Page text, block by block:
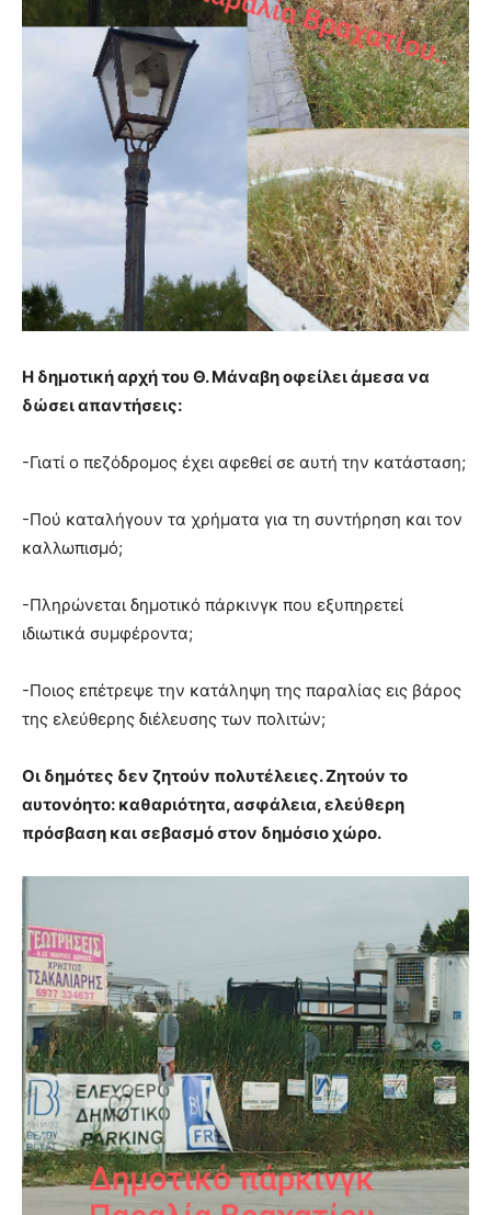
Η δημοτική αρχή του Θ. Μάναβη οφείλει άμεσα να
δώσει απαντήσεις:
-Γιατί ο πεζόδρομος έχει αφεθεί σε αυτή την κατάσταση;
-Πού καταλήγουν τα χρήματα για τη συντήρηση και τον
καλλωπισμό;
-Πληρώνεται δημοτικό πάρκινγκ που εξυπηρετεί
ιδιωτικά συμφέροντα;
-Ποιος επέτρεψε την κατάληψη της παραλίας εις βάρος
της ελεύθερης διέλευσης των πολιτών;
Οι δημότες δεν ζητούν πολυτέλειες. Ζητούν το
αυτονόητο: καθαριότητα, ασφάλεια, ελεύθερη
πρόσβαση και σεβασμό στον δημόσιο χώρο.